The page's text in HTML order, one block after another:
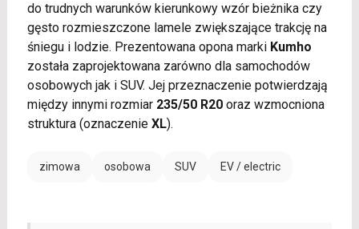
do trudnych warunków kierunkowy wzór bieżnika czy
gęsto rozmieszczone lamele zwiększające trakcję na
śniegu i lodzie. Prezentowana opona marki Kumho
została zaprojektowana zarówno dla samochodów
osobowych jak i SUV. Jej przeznaczenie potwierdzają
między innymi rozmiar 235/50 R20oraz wzmocniona
struktura (oznaczenie XL).
zimowa osobowa SUV EV / electric